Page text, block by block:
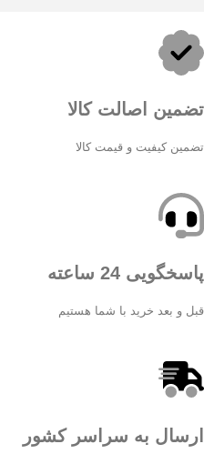
تضمین اصالت کالا
تضمین کیفیت و قیمت کالا
پاسخگویی 24 ساعته
قبل و بعد خرید با شما هستیم
ارسال به سراسر کشور